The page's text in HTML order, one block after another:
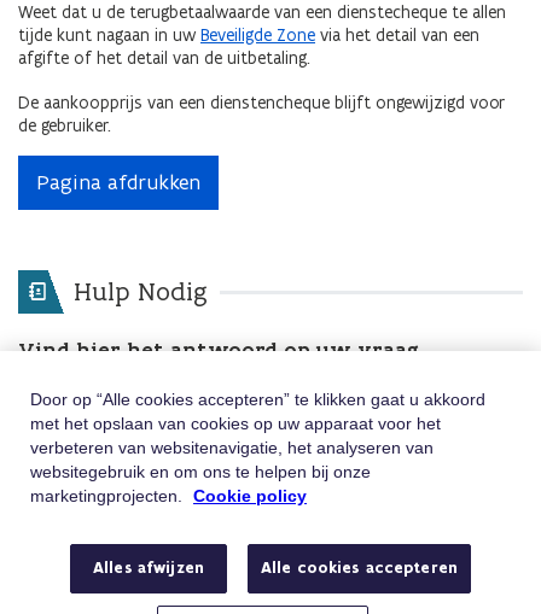
Weet dat u de terugbetaalwaarde van een dienstecheque te allen
tijde kunt nagaan in uw Beveiligde Zone via het detail van een
afgifte of het detail van de uitbetaling.
De aankoopprijs van een dienstencheque blijft ongewijzigd voor
de gebruiker.
Pagina afdrukken
Hulp Nodig
Vind hier het antwoord op uw vraag
Zoekterms Zoeken
Nog andere vragen? Neem contact met ons op
via
Telefoon
Bel 02/547.54.93
Van maandag tot vrijdag tussen 8u en 18u
Door op “Alle cookies accepteren” te klikken gaat u akkoord
met het opslaan van cookies op uw apparaat voor het
verbeteren van websitenavigatie, het analyseren van
websitegebruik en om ons te helpen bij onze
marketingprojecten.
Cookie policy
Alles afwijzen Alle cookies accepteren